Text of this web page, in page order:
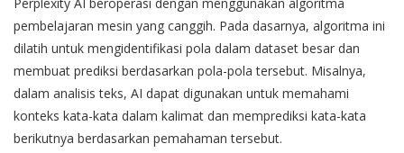
pembelajaran mesin yang canggih. Pada dasarnya, algoritma ini
dilatih untuk mengidentifikasi pola dalam dataset besar dan
membuat prediksi berdasarkan pola-pola tersebut. Misalnya,
dalam analisis teks, AI dapat digunakan untuk memahami
konteks kata-kata dalam kalimat dan memprediksi kata-kata
berikutnya berdasarkan pemahaman tersebut.